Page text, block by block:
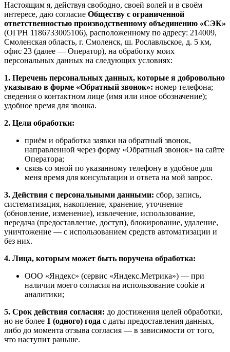
Настоящим я, действуя свободно, своей волей и в своём
интересе, даю согласие Обществу с ограниченной
ответственностью производственному объединению «СЭК»
(ОГРН 1186733005106), расположенному по адресу: 214009,
Смоленская область, г. Смоленск, ш. Рославльское, д. 5 км,
офис 23 (далее — Оператор), на обработку моих
персональных данных на следующих условиях:
1. Перечень персональных данных, которые я добровольно
указываю в форме «Обратный звонок»: номер телефона;
сведения о контактном лице (имя или иное обозначение);
удобное время для звонка.
2. Цели обработки:
приём и обработка заявки на обратный звонок,
направленной через форму «Обратный звонок» на сайте
Оператора;
связь со мной по указанному телефону в удобное для
меня время для консультации и ответа на мой запрос.
3. Действия с персональными данными: сбор, запись,
систематизация, накопление, хранение, уточнение
(обновление, изменение), извлечение, использование,
передача (предоставление, доступ), блокирование, удаление,
уничтожение — с использованием средств автоматизации и
без них.
4. Лица, которым может быть поручена обработка:
ООО «Яндекс» (сервис «Яндекс.Метрика») — при
наличии моего согласия на использование cookie и
аналитики;
5. Срок действия согласия: до достижения целей обработки,
но не более 1 (одного) года с даты предоставления данных,
либо до момента отзыва согласия — в зависимости от того,
что наступит раньше.